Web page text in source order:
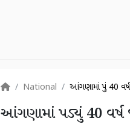
National આંગણામાં પડ્યું 40
આંગણામાં પડ્યું 40 વર્ષ